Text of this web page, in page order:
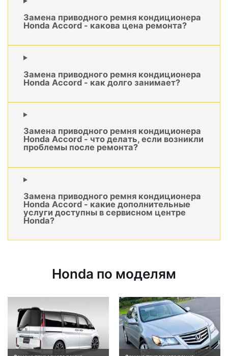
Замена приводного ремня кондиционера
Honda Accord - какова цена ремонта?
Замена приводного ремня кондиционера
Honda Accord - как долго занимает?
Замена приводного ремня кондиционера
Honda Accord - что делать, если возникли
проблемы после ремонта?
Замена приводного ремня кондиционера
Honda Accord - какие дополнительные
услуги доступны в сервисном центре
Honda?
Honda по моделям